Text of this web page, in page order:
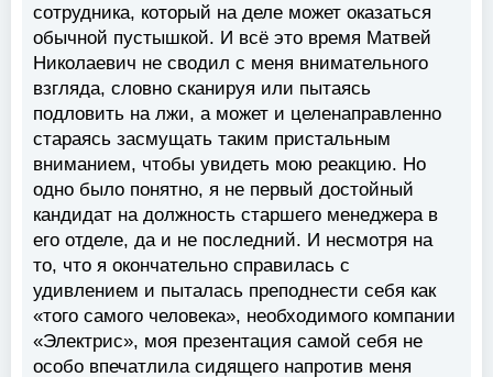
сотрудника, который на деле может оказаться
обычной пустышкой. И всё это время Матвей
Николаевич не сводил с меня внимательного
взгляда, словно сканируя или пытаясь
подловить на лжи, а может и целенаправленно
стараясь засмущать таким пристальным
вниманием, чтобы увидеть мою реакцию. Но
одно было понятно, я не первый достойный
кандидат на должность старшего менеджера в
его отделе, да и не последний. И несмотря на
то, что я окончательно справилась с
удивлением и пыталась преподнести себя как
«того самого человека», необходимого компании
«Электрис», моя презентация самой себя не
особо впечатлила сидящего напротив меня